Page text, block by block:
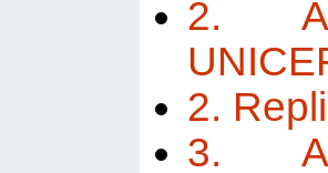
2.
2.
3.